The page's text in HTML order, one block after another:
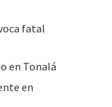
fatal
en Tonalá
en